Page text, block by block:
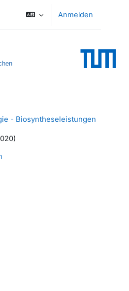
Anmelden
- Biosyntheseleistungen